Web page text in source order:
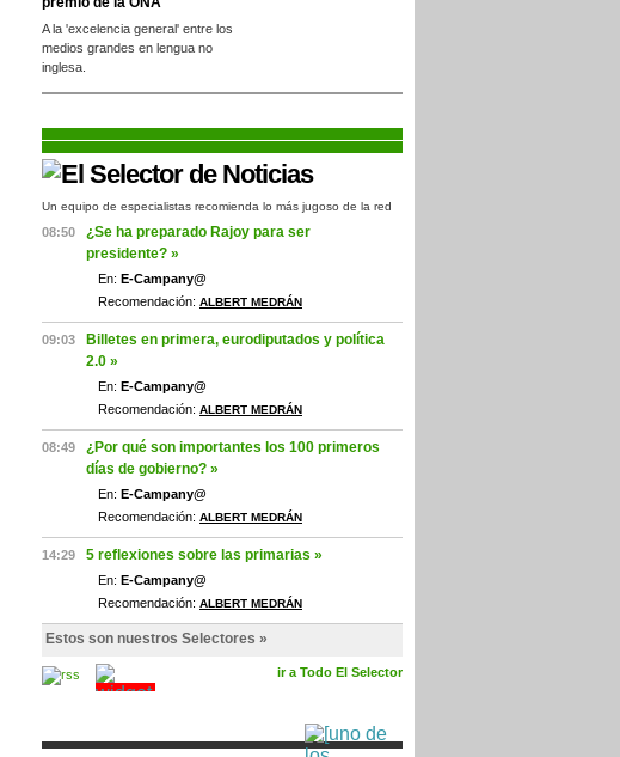
A la 'excelencia general' entre los
medios grandes en lengua no
inglesa.
Un equipo de especialistas recomienda lo más jugoso de la red
08:50
¿Se ha preparado Rajoy para ser
presidente? »
En: E-Campany@
Recomendación: ALBERT MEDRÁN
09:03
Billetes en primera, eurodiputados y política
2.0 »
En: E-Campany@
Recomendación: ALBERT MEDRÁN
08:49
¿Por qué son importantes los 100 primeros
días de gobierno? »
En: E-Campany@
Recomendación: ALBERT MEDRÁN
14:29 5 reflexiones sobre las primarias »
En: E-Campany@
Recomendación: ALBERT MEDRÁN
Estos son nuestros Selectores »
ir a Todo El Selector